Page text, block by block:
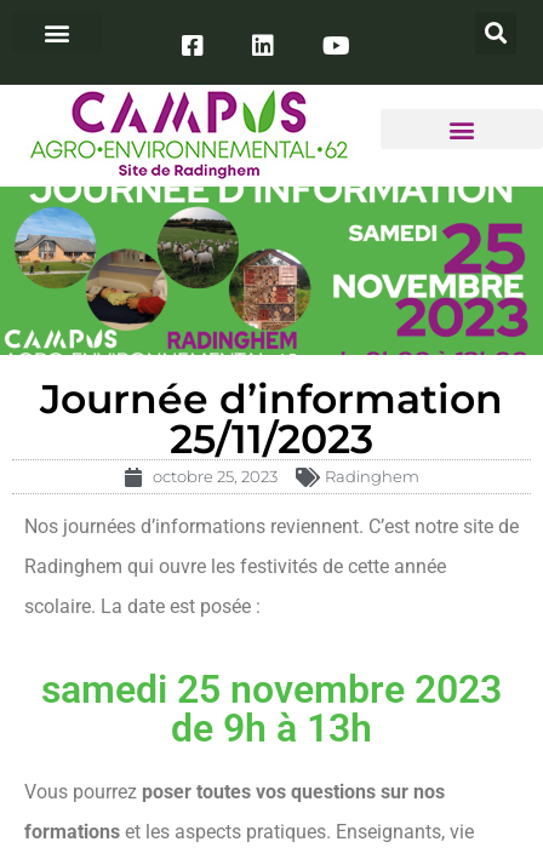
Journée d’information
25/11/2023
octobre 25, 2023 Radinghem
Nos journées d’informations reviennent. C’est notre site de
Radinghem qui ouvre les festivités de cette année
scolaire. La date est posée :
samedi 25 novembre 2023
de 9h à 13h
Vous pourrez poser toutes vos questions sur nos
formations et les aspects pratiques. Enseignants, vie